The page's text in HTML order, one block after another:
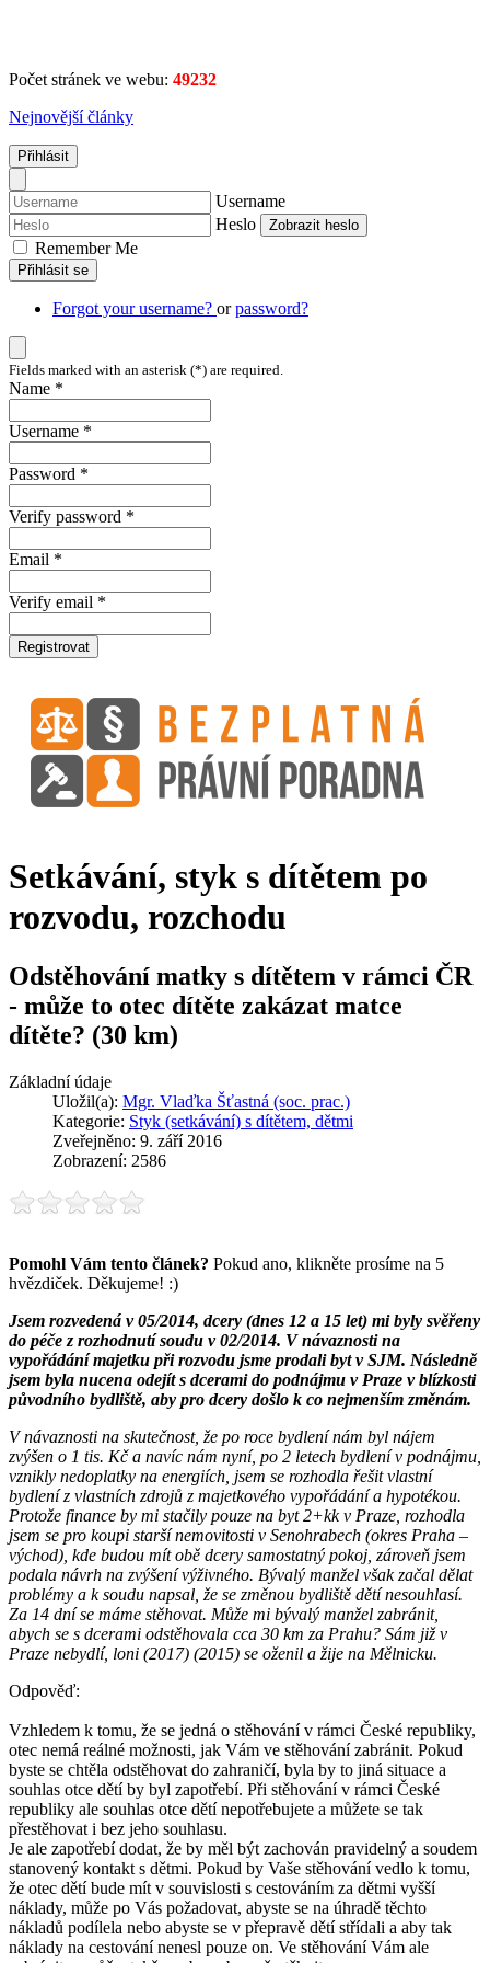
Počet stránek ve webu: 49232
Nejnovější články
Přihlásit
Username
Heslo
Zobrazit heslo
Remember Me
Přihlásit se
Forgot your username? orpassword?
Fields marked with an asterisk (*) are required.
Name *
Username *
Password *
Verify password *
Email *
Verify email *
Registrovat
Setkávání, styk s dítětem po
rozvodu, rozchodu
Odstěhování matky s dítětem v rámci ČR
- může to otec dítěte zakázat matce
dítěte? (30 km)
Základní údaje
Uložil(a): Mgr. Vlaďka Šťastná (soc. prac.)
Kategorie: Styk (setkávání) s dítětem, dětmi
Zveřejněno: 9. září 2016
Zobrazení: 2586
Pomohl Vám tento článek? Pokud ano, klikněte prosíme na 5
hvězdiček. Děkujeme! :)
Jsem rozvedená v 05/2014, dcery (dnes 12 a 15 let) mi byly svěřeny
do péče z rozhodnutí soudu v 02/2014. V návaznosti na
vypořádání majetku při rozvodu jsme prodali byt v SJM. Následně
jsem byla nucena odejít s dcerami do podnájmu v Praze v blízkosti
původního bydliště, aby pro dcery došlo k co nejmenším změnám.
V návaznosti na skutečnost, že po roce bydlení nám byl nájem
zvýšen o 1 tis. Kč a navíc nám nyní, po 2 letech bydlení v podnájmu,
vznikly nedoplatky na energiích, jsem se rozhodla řešit vlastní
bydlení z vlastních zdrojů z majetkového vypořádání a hypotékou.
Protože finance by mi stačily pouze na byt 2+kk v Praze, rozhodla
jsem se pro koupi starší nemovitosti v Senohrabech (okres Praha –
východ), kde budou mít obě dcery samostatný pokoj, zároveň jsem
podala návrh na zvýšení výživného. Bývalý manžel však začal dělat
problémy a k soudu napsal, že se změnou bydliště dětí nesouhlasí.
Za 14 dní se máme stěhovat. Může mi bývalý manžel zabránit,
abych se s dcerami odstěhovala cca 30 km za Prahu? Sám již v
Praze nebydlí, loni (2017) (2015) se oženil a žije na Mělnicku.
Odpověď:
Vzhledem k tomu, že se jedná o stěhování v rámci České republiky,
otec nemá reálné možnosti, jak Vám ve stěhování zabránit. Pokud
byste se chtěla odstěhovat do zahraničí, byla by to jiná situace a
souhlas otce dětí by byl zapotřebí. Při stěhování v rámci České
republiky ale souhlas otce dětí nepotřebujete a můžete se tak
přestěhovat i bez jeho souhlasu.
Je ale zapotřebí dodat, že by měl být zachován pravidelný a soudem
stanovený kontakt s dětmi. Pokud by Vaše stěhování vedlo k tomu,
že otec dětí bude mít v souvislosti s cestováním za dětmi vyšší
náklady, může po Vás požadovat, abyste se na úhradě těchto
nákladů podílela nebo abyste se v přepravě dětí střídali a aby tak
náklady na cestování nenesl pouze on. Ve stěhování Vám ale